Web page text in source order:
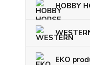
HOBBY
EKO